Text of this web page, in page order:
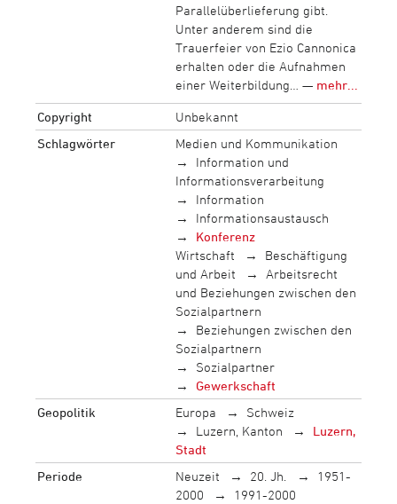
Parallelüberlieferung gibt.
Unter anderem sind die
Trauerfeier von Ezio Cannonica
erhalten oder die Aufnahmen
einer Weiterbildung… — mehr...
Copyright
Unbekannt
Schlagwörter
Medien und Kommunikation
Information und
Informationsverarbeitung
Information
Informationsaustausch
Konferenz
Wirtschaft
Beschäftigung
und Arbeit
Arbeitsrecht
und Beziehungen zwischen den
Sozialpartnern
Beziehungen zwischen den
Sozialpartnern
Sozialpartner
Gewerkschaft
Geopolitik
Europa
Schweiz
Luzern, Kanton
Luzern,
Stadt
Periode
Neuzeit 20. Jh.
1951-
2000
1991-2000